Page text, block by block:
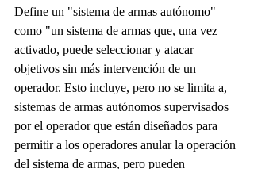
Define un "sistema de armas autónomo"
como "un sistema de armas que, una vez
activado, puede seleccionar y atacar
objetivos sin más intervención de un
operador. Esto incluye, pero no se limita a,
sistemas de armas autónomos supervisados
por el operador que están diseñados para
permitir a los operadores anular la operación
del sistema de armas, pero pueden